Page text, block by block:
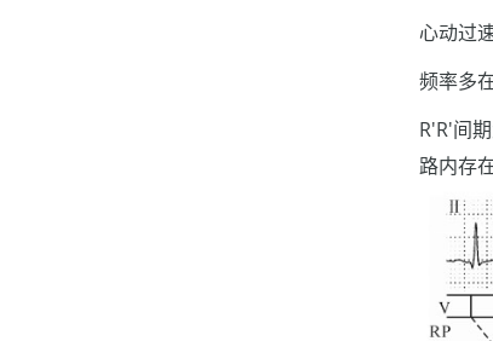
心动过
频率多
R'R'间
路内存